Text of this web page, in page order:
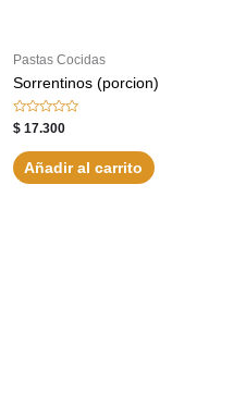
Pastas Cocidas
Sorrentinos (porcion)
Valorado
con
de
5
$ 17.300
Añadir al carrito